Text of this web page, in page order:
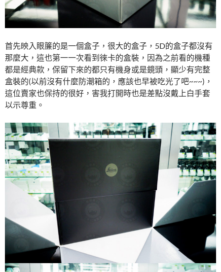
首先映入眼簾的是一個盒子，很大的盒子，5D的盒子都沒有
那麼大，這也第一一次看到徠卡的盒裝，因為之前看的機種
都是經典款，保留下來的都只有機身或是鏡頭，顯少有完整
盒裝的(以前沒有什麼防潮箱的，應該也早被吃光了吧~~~)，
這位賣家也保持的很好，害我打開時也是差點沒戴上白手套
以示尊重。